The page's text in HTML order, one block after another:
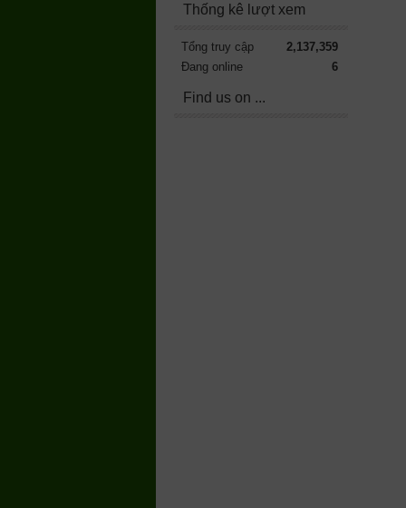
Thống kê lượt xem
Tổng truy cập
2,137,359
Đang online
6
Find us on ...